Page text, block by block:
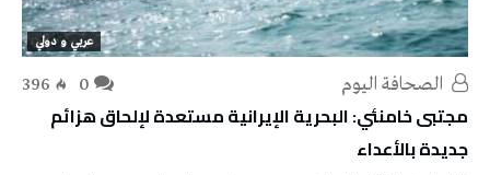
عربي و دولي
396
مجتبى خامنئي: البحرية الإيرانية مستعدة لإلحاق هزائم
جديدة بالأعداء